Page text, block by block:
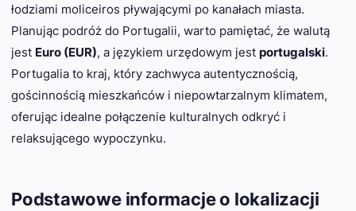
łodziami moliceiros pływającymi po kanałach miasta.
Planując podróż do Portugalii, warto pamiętać, że walutą
jest Euro (EUR), a językiem urzędowym jest portugalski.
Portugalia to kraj, który zachwyca autentycznością,
gościnnością mieszkańców i niepowtarzalnym klimatem,
oferując idealne połączenie kulturalnych odkryć i
relaksującego wypoczynku.
Podstawowe informacje o lokalizacji